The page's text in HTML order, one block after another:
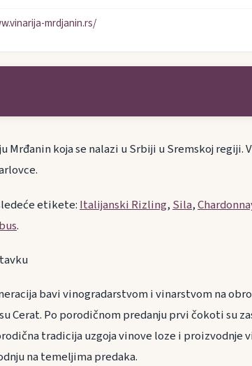
mrdjanin.rs/
Mrđanin koja se nalazi u Srbiji u Sremskoj regiji.
etikete: Italijanski Rizling, Sila,
.
bavi vinogradarstvom i vinarstvom na
Cerat. Po porodičnom predanju prvi čokoti su
tradicija uzgoja vinove loze i proizvodnje
na temeljima predaka.